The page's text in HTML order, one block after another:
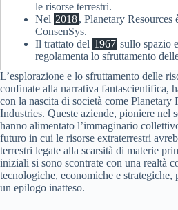
le risorse terrestri.
Nel 2018, Planetary Resources
ConsenSys.
Il trattato del 1967 sullo spazio
regolamenta lo sfruttamento
L’esplorazione e lo sfruttamento delle
confinate alla narrativa fantascientifica,
con la nascita di società come Planetary
Industries. Queste aziende, pioniere nel
hanno alimentato l’immaginario
futuro in cui le risorse extraterrestri
terrestri legate alla scarsità di materie
iniziali si sono scontrate con una realtà
tecnologiche, economiche e strategiche,
un epilogo inatteso.